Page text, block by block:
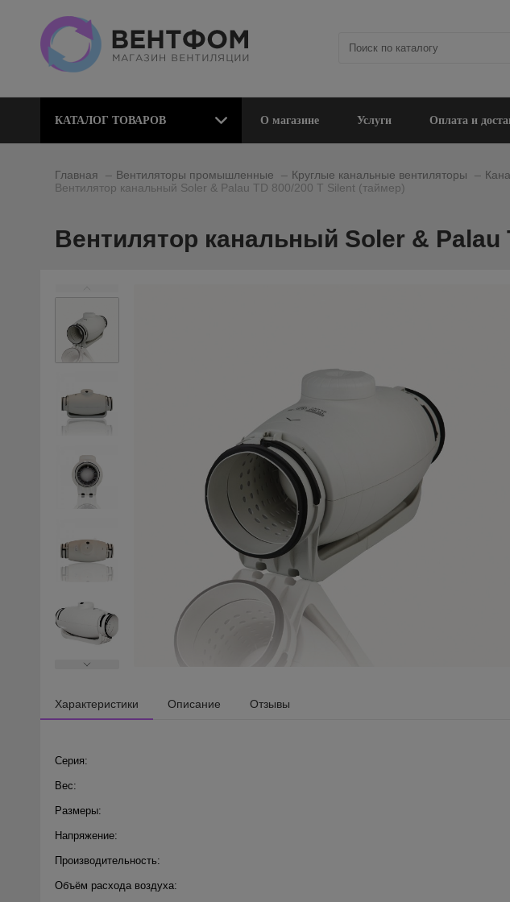
КАТАЛОГ ТОВАРОВ О магазине Услуги Оплата и
Главная Вентиляторы промышленные Круглые канальные вентиляторы
Вентилятор канальный Soler & Palau TD 800/200 T Silent (таймер)
Вентилятор канальный Soler & Palau
Характеристики Описание Отзывы
Серия:
Вес:
Размеры:
Напряжение:
Производительность:
Объём расхода воздуха: